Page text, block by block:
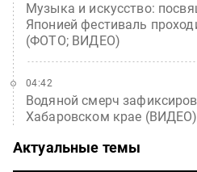
Музыка и искусство:
Японией фестиваль
(ФОТО; ВИДЕО)
Водяной смерч
Хабаровском крае (ВИДЕО)
04:42
Актуальные темы